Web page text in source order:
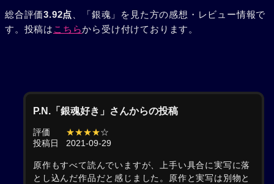
総合評価3.92点 、「銀魂」を見た方の感想・レビュー情報で
す。投稿は こちらから受け付けております。
P.N.「銀魂好き」さんからの投稿
評価 ★★★★☆
投稿日
2021-09-29
原作もすべて読んでいますが、上手い具合に実写に落
とし込んだ作品だと感じました。原作と実写は別物と